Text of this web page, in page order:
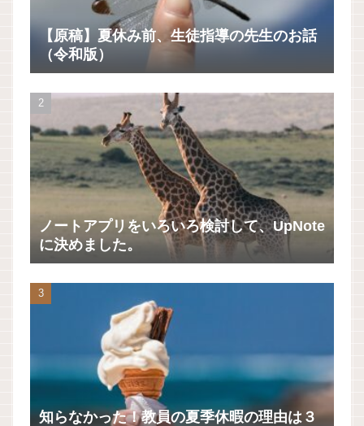
【原稿】夏休み前、生徒指導の先生のお話
（令和版）
ノートアプリをいろいろ検討して、UpNote
に決めました。
知らなかった！教員の夏季休暇の理由は３